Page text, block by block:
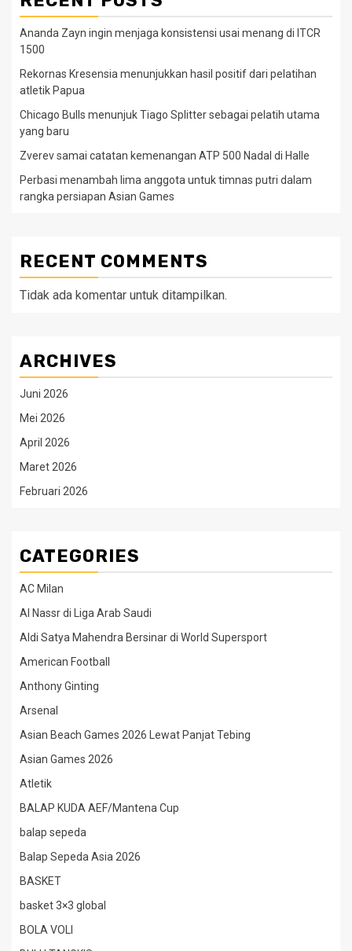
Ananda Zayn ingin menjaga konsistensi usai menang di ITCR
1500
Rekornas Kresensia menunjukkan hasil positif dari pelatihan
atletik Papua
Chicago Bulls menunjuk Tiago Splitter sebagai pelatih utama
yang baru
Zverev samai catatan kemenangan ATP 500 Nadal di Halle
Perbasi menambah lima anggota untuk timnas putri dalam
rangka persiapan Asian Games
RECENT COMMENTS
Tidak ada komentar untuk ditampilkan.
ARCHIVES
Juni 2026
Mei 2026
April 2026
Maret 2026
Februari 2026
CATEGORIES
AC Milan
Al Nassr di Liga Arab Saudi
Aldi Satya Mahendra Bersinar di World Supersport
American Football
Anthony Ginting
Arsenal
Asian Beach Games 2026 Lewat Panjat Tebing
Asian Games 2026
Atletik
BALAP KUDA AEF/Mantena Cup
balap sepeda
Balap Sepeda Asia 2026
BASKET
basket 3×3 global
BOLA VOLI